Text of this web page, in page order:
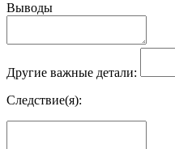
Выводы
Другие важные детали:
Следствие(я):